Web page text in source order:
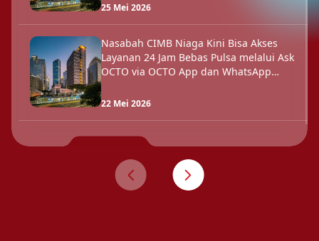
25 Mei 2026
Nasabah CIMB Niaga Kini Bisa Akses
Layanan 24 Jam Bebas Pulsa melalui Ask
OCTO via OCTO App dan WhatsApp
22 Mei 2026
CIMB Niaga Pertahankan Kinerja Positif